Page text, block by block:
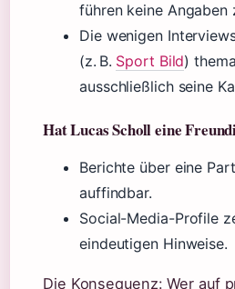
führen keine Angaben
Die wenigen
(z. B. Sport Bild)
ausschließlich seine
Hat Lucas Scholl eine
Berichte über eine
auffindbar.
Social-Media-Profile
eindeutigen Hinweise.
Die Konsequenz: Wer auf